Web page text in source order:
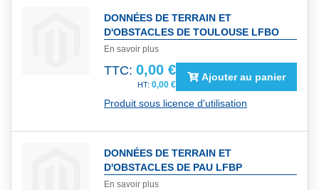
DONNÉES DE TERRAIN ET
D'OBSTACLES DE TOULOUSE LFBO
En savoir plus
TTC: 0,00 €
0,00 €
Ajouter au panier
Produit sous licence d'utilisation
DONNÉES DE TERRAIN ET
D'OBSTACLES DE PAU LFBP
En savoir plus